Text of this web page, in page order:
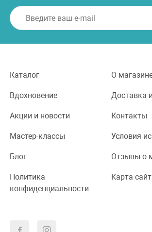
Каталог О
Вдохновение Доставка
Акции и новости Контакты
Мастер-классы Условия
Блог Отзывы о
Политика
конфиденциальности
Карта